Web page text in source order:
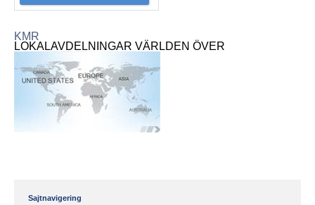
KMR
LOKALAVDELNINGAR VÄRLDEN ÖVER
Sajtnavigering